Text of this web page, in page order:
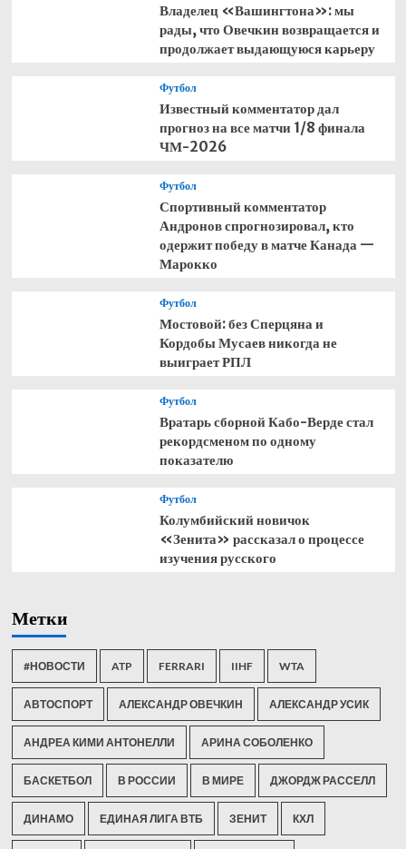
Владелец «Вашингтона»: мы
рады, что Овечкин возвращается и
продолжает выдающуюся карьеру
Футбол
Известный комментатор дал
прогноз на все матчи 1/8 финала
ЧМ-2026
Футбол
Спортивный комментатор
Андронов спрогнозировал, кто
одержит победу в матче Канада —
Марокко
Футбол
Мостовой: без Сперцяна и
Кордобы Мусаев никогда не
выиграет РПЛ
Футбол
Вратарь сборной Кабо-Верде стал
рекордсменом по одному
показателю
Футбол
Колумбийский новичок
«Зенита» рассказал о процессе
изучения русского
Метки
#НОВОСТИ ATP FERRARI IIHF WTA
АВТОСПОРТ АЛЕКСАНДР ОВЕЧКИН АЛЕКСАНДР УСИК
АНДРЕА КИМИ АНТОНЕЛЛИ АРИНА СОБОЛЕНКО
БАСКЕТБОЛ В РОССИИ В МИРЕ ДЖОРДЖ РАССЕЛЛ
ДИНАМО ЕДИНАЯ ЛИГА ВТБ ЗЕНИТ КХЛ